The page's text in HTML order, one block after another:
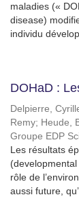
maladies («
disease)
individu
DOHaD :
Delpierre,
Remy; Heude,
Groupe EDP
Les résultats
rôle de
aussi future,